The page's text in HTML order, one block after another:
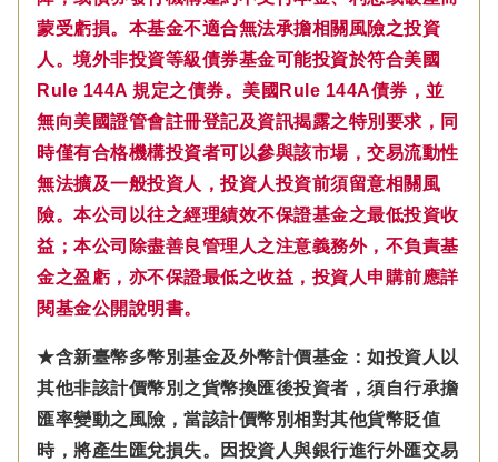
蒙受虧損。本基金不適合無法承擔相關風險之投資
人。境外非投資等級債券基金可能投資於符合美國
Rule 144A 規定之債券。美國Rule 144A債券，並
無向美國證管會註冊登記及資訊揭露之特別要求，同
時僅有合格機構投資者可以參與該市場，交易流動性
無法擴及一般投資人，投資人投資前須留意相關風
險。本公司以往之經理績效不保證基金之最低投資收
益；本公司除盡善良管理人之注意義務外，不負責基
金之盈虧，亦不保證最低之收益，投資人申購前應詳
閱基金公開說明書。
★含新臺幣多幣別基金及外幣計價基金：如投資人以
其他非該計價幣別之貨幣換匯後投資者，須自行承擔
匯率變動之風險，當該計價幣別相對其他貨幣貶值
時，將產生匯兌損失。因投資人與銀行進行外匯交易